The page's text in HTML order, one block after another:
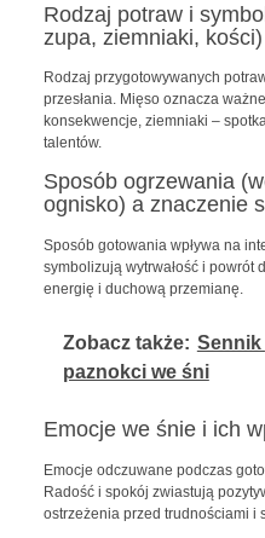
Rodzaj potraw i
zupa, ziemniaki, kości)
Rodzaj przygotowywanych
przesłania. Mięso oznacza
konsekwencje, ziemniaki –
talentów.
Sposób ogrzewania
ognisko) a znaczenie
Sposób gotowania wpływa na
symbolizują wytrwałość i powrót
energię i duchową przemianę.
Zobacz także: Sennik
paznokci we śni
Emocje we śnie i ich
Emocje odczuwane podczas
Radość i spokój zwiastują
ostrzeżenia przed trudnościami i